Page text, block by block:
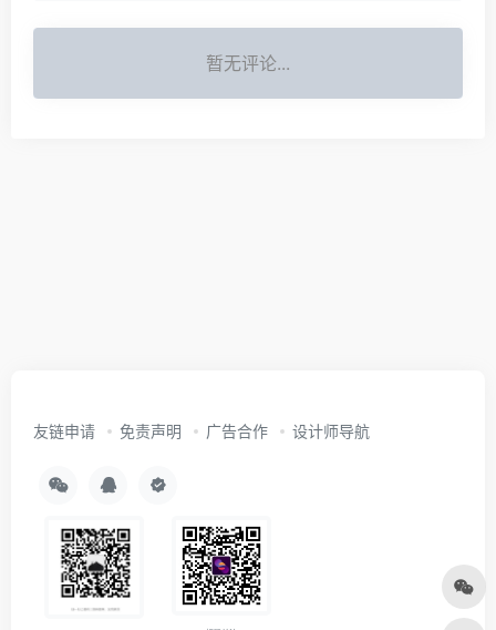
暂无评论...
友链申请 免责声明 广告合作 设计师导航